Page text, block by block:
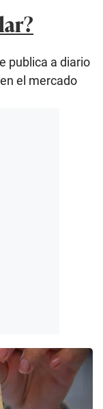
publica a diario
el mercado